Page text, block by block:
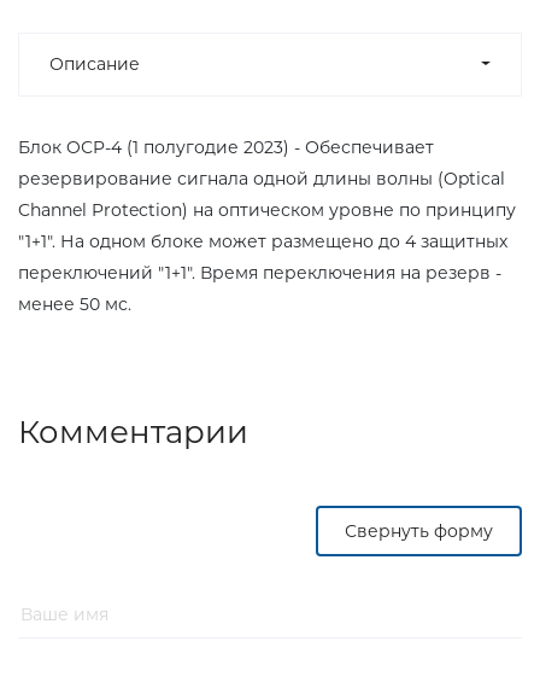
Описание
Блок OСP-4 (1 полугодие 2023) - Обеспечивает
резервирование сигнала одной длины волны (Optical
Channel Protection) на оптическом уровне по принципу
"1+1". На одном блоке может размещено до 4 защитных
переключений "1+1". Время переключения на резерв -
менее 50 мс.
Комментарии
Свернуть форму